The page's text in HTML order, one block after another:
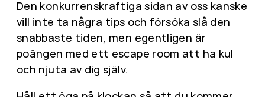
Den konkurrenskraftiga sidan av oss kanske
vill inte ta några tips och försöka slå den
snabbaste tiden, men egentligen är
poängen med ett escape room att ha kul
och njuta av dig själv.